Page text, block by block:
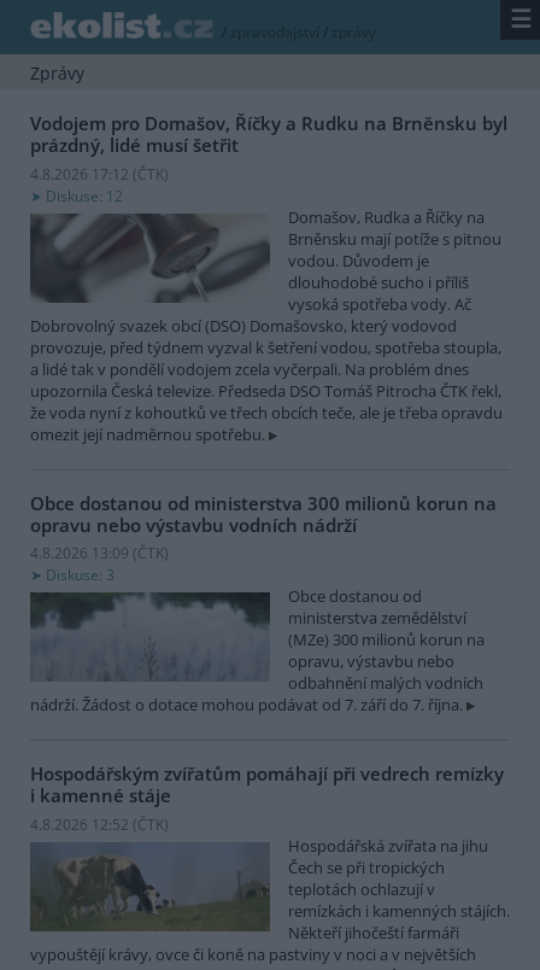
/ zpravodajství / zprávy ☰
Zprávy
Vodojem pro Domašov, Říčky a Rudku na Brněnsku byl
prázdný, lidé musí šetřit
4.8.2026 17:12 (ČTK)
Diskuse: 12
Domašov, Rudka a Říčky na
Brněnsku mají potíže s pitnou
vodou. Důvodem je
dlouhodobé sucho i příliš
vysoká spotřeba vody. Ač
Dobrovolný svazek obcí (DSO) Domašovsko, který vodovod
provozuje, před týdnem vyzval k šetření vodou, spotřeba stoupla,
a lidé tak v pondělí vodojem zcela vyčerpali. Na problém dnes
upozornila Česká televize. Předseda DSO Tomáš Pitrocha ČTK řekl,
že voda nyní z kohoutků ve třech obcích teče, ale je třeba opravdu
omezit její nadměrnou spotřebu.
Obce dostanou od ministerstva 300 milionů korun na
opravu nebo výstavbu vodních nádrží
4.8.2026 13:09 (ČTK)
Diskuse: 3
Obce dostanou od
ministerstva zemědělství
(MZe) 300 milionů korun na
opravu, výstavbu nebo
odbahnění malých vodních
nádrží. Žádost o dotace mohou podávat od 7. září do 7. října.
Hospodářským zvířatům pomáhají při vedrech remízky
i kamenné stáje
4.8.2026 12:52 (ČTK)
Hospodářská zvířata na jihu
Čech se při tropických
teplotách ochlazují v
remízkách i kamenných stájích.
Někteří jihočeští farmáři
vypouštějí krávy, ovce či koně na pastviny v noci a v největších